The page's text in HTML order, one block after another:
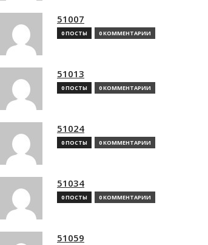
51007
0 ПОСТЫ 0 КОММЕНТАРИИ
51013
0 ПОСТЫ 0 КОММЕНТАРИИ
51024
0 ПОСТЫ 0 КОММЕНТАРИИ
51034
0 ПОСТЫ 0 КОММЕНТАРИИ
51059